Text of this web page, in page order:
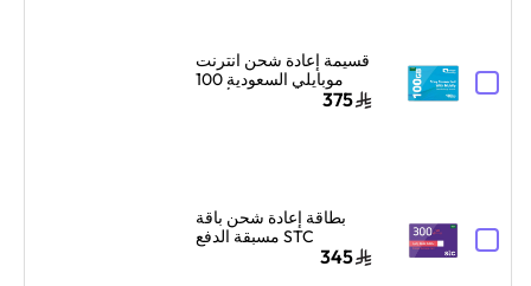
قسيمة إعادة شحن انترنت
موبايلي السعودية 100
375
بطاقة إعادة شحن باقة
STC مسبقة الدفع
345